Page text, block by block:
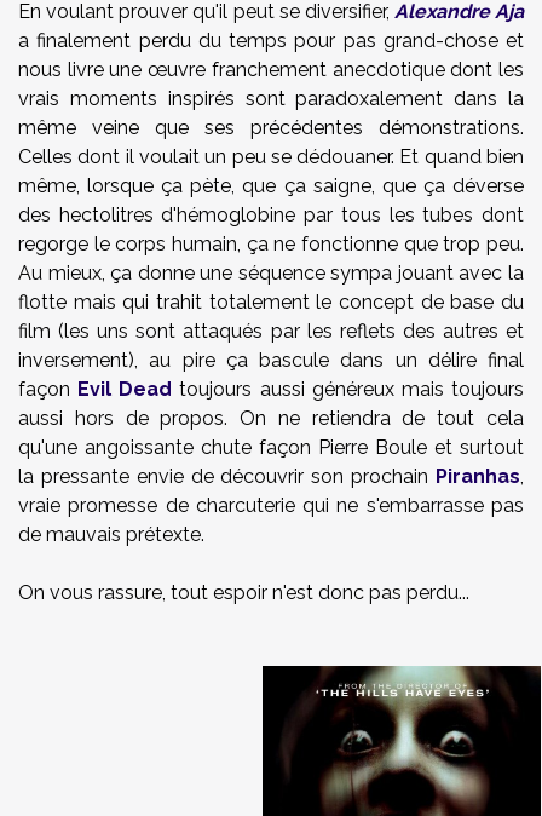
En voulant prouver qu'il peut se diversifier, Alexandre Aja
a finalement perdu du temps pour pas grand-chose et
nous livre une œuvre franchement anecdotique dont les
vrais moments inspirés sont paradoxalement dans la
même veine que ses précédentes démonstrations.
Celles dont il voulait un peu se dédouaner. Et quand bien
même, lorsque ça pète, que ça saigne, que ça déverse
des hectolitres d'hémoglobine par tous les tubes dont
regorge le corps humain, ça ne fonctionne que trop peu.
Au mieux, ça donne une séquence sympa jouant avec la
flotte mais qui trahit totalement le concept de base du
film (les uns sont attaqués par les reflets des autres et
inversement), au pire ça bascule dans un délire final
façon Evil Dead toujours aussi généreux mais toujours
aussi hors de propos. On ne retiendra de tout cela
qu'une angoissante chute façon Pierre Boule et surtout
la pressante envie de découvrir son prochain Piranhas,
vraie promesse de charcuterie qui ne s'embarrasse pas
de mauvais prétexte.
On vous rassure, tout espoir n'est donc pas perdu...